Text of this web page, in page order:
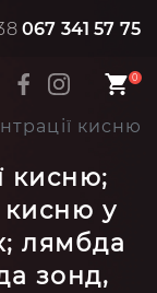
067 341 57 75
0
кисню;
кисню у
лямбда
зонд,